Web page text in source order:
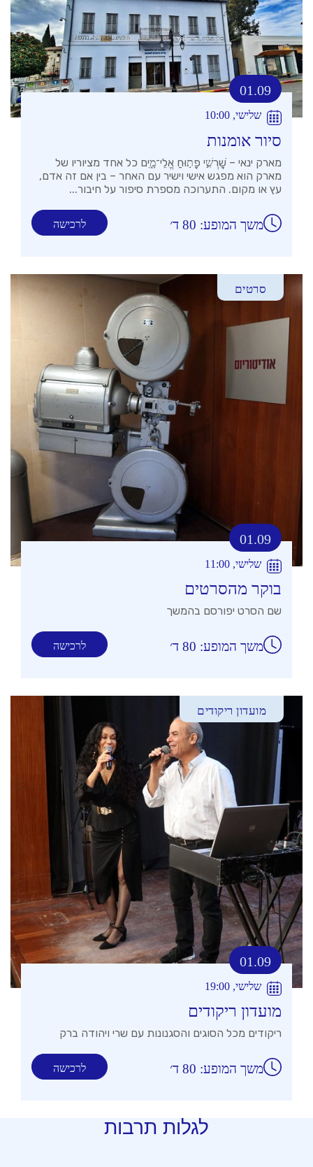
01.09
שלישי, 10:00
סיור אומנות
מארק ינאי – שׇׁרְשִׁ֣י פָת֣וּחַ אֱלֵי־מָ֑יִם כל אחד מציוריו של
מארק הוא מפגש אישי וישיר עם האחר – בין אם זה אדם,
עץ או מקום. התערוכה מספרת סיפור על חיבור...
לרכישה משך המופע: 80 ד׳
סרטים
01.09
שלישי, 11:00
בוקר מהסרטים
שם הסרט יפורסם בהמשך
לרכישה משך המופע: 80 ד׳
מועדון ריקודים
01.09
שלישי, 19:00
מועדון ריקודים
ריקודים מכל הסוגים והסגנונות עם שרי ויהודה ברק
לרכישה משך המופע: 80 ד׳
לגלות תרבות